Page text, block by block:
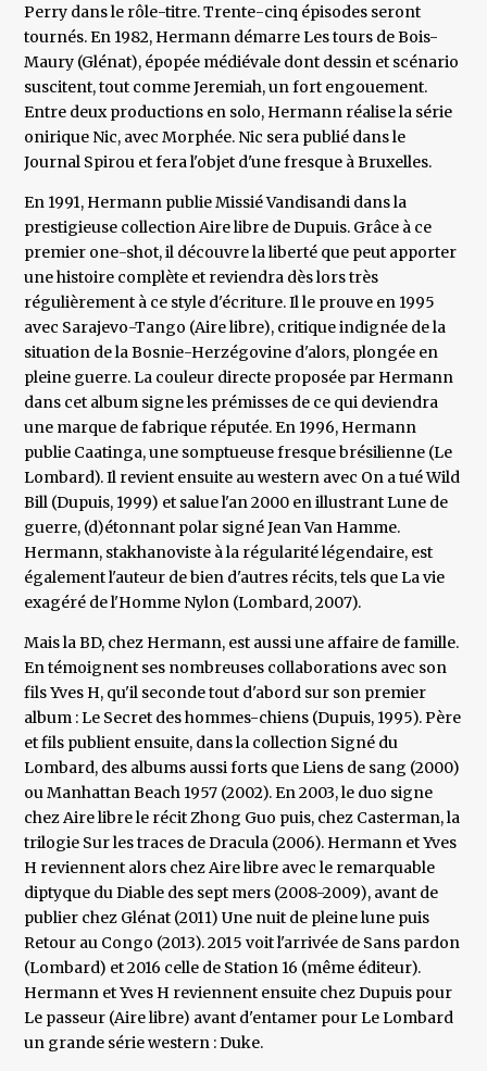
Perry dans le rôle-titre. Trente-cinq épisodes seront
tournés. En 1982, Hermann démarre Les tours de Bois-
Maury (Glénat), épopée médiévale dont dessin et scénario
suscitent, tout comme Jeremiah, un fort engouement.
Entre deux productions en solo, Hermann réalise la série
onirique Nic, avec Morphée. Nic sera publié dans le
Journal Spirou et fera l'objet d'une fresque à Bruxelles.
En 1991, Hermann publie Missié Vandisandi dans la
prestigieuse collection Aire libre de Dupuis. Grâce à ce
premier one-shot, il découvre la liberté que peut apporter
une histoire complète et reviendra dès lors très
régulièrement à ce style d'écriture. Il le prouve en 1995
avec Sarajevo-Tango (Aire libre), critique indignée de la
situation de la Bosnie-Herzégovine d'alors, plongée en
pleine guerre. La couleur directe proposée par Hermann
dans cet album signe les prémisses de ce qui deviendra
une marque de fabrique réputée. En 1996, Hermann
publie Caatinga, une somptueuse fresque brésilienne (Le
Lombard). Il revient ensuite au western avec On a tué Wild
Bill (Dupuis, 1999) et salue l'an 2000 en illustrant Lune de
guerre, (d)étonnant polar signé Jean Van Hamme.
Hermann, stakhanoviste à la régularité légendaire, est
également l'auteur de bien d'autres récits, tels que La vie
exagéré de l'Homme Nylon (Lombard, 2007).
Mais la BD, chez Hermann, est aussi une affaire de famille.
En témoignent ses nombreuses collaborations avec son
fils Yves H, qu'il seconde tout d'abord sur son premier
album : Le Secret des hommes-chiens (Dupuis, 1995). Père
et fils publient ensuite, dans la collection Signé du
Lombard, des albums aussi forts que Liens de sang (2000)
ou Manhattan Beach 1957 (2002). En 2003, le duo signe
chez Aire libre le récit Zhong Guo puis, chez Casterman, la
trilogie Sur les traces de Dracula (2006). Hermann et Yves
H reviennent alors chez Aire libre avec le remarquable
diptyque du Diable des sept mers (2008-2009), avant de
publier chez Glénat (2011) Une nuit de pleine lune puis
Retour au Congo (2013). 2015 voit l'arrivée de Sans pardon
(Lombard) et 2016 celle de Station 16 (même éditeur).
Hermann et Yves H reviennent ensuite chez Dupuis pour
Le passeur (Aire libre) avant d'entamer pour Le Lombard
un grande série western : Duke.